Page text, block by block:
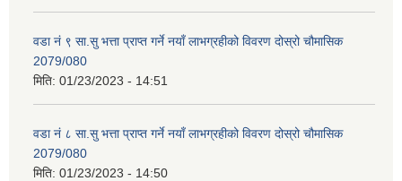
वडा नं ९ सा.सु भत्ता प्राप्त गर्ने नयाँ लाभग्रहीको विवरण दोस्रो चौमासिक
2079/080
मिति: 01/23/2023 - 14:51
वडा नं ८ सा.सु भत्ता प्राप्त गर्ने नयाँ लाभग्रहीको विवरण दोस्रो चौमासिक
2079/080
मिति: 01/23/2023 - 14:50